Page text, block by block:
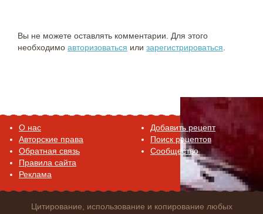
Вы не можете оставлять комментарии. Для этого
необходимо авторизоваться или зарегистрироваться
O нас
Авторские права
Обратная связь
Правила сайта
Реклама
Добавить рецепт
Поиск рецептов
Сообщество
Цитирование, использование и копирование любых